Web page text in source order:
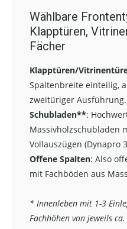
Wählbare
Klapptüren,
Fächer
Klapptüren/
Spaltenbreite einteilig,
zweitüriger Ausführung.
Schubladen**:
Massivholzschubladen
Vollauszügen (Dynapro
Offene Spalten: Also
mit Fachböden aus
* Innenleben mit 1-3
Fachhöhen von jeweils